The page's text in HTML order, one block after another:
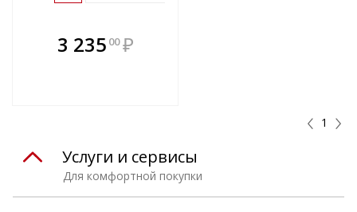
3 235 00 ₽
1
Для комфортной покупки
Услуги и сервисы